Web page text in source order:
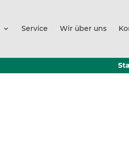
Service Wir über uns